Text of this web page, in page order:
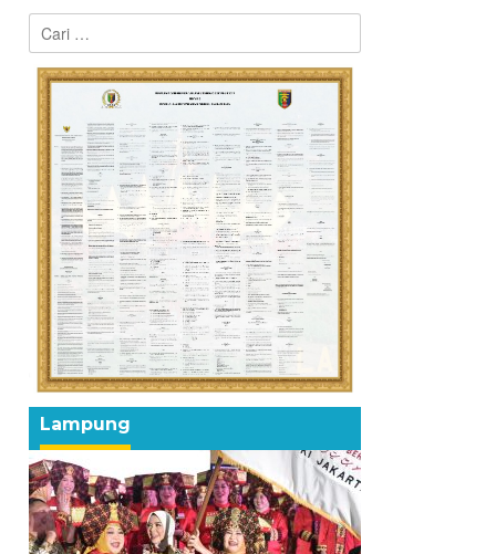
Cari
untuk:
Lampung